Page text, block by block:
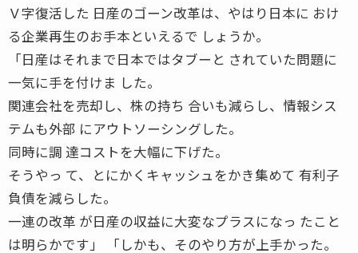
Ｖ字復活した 日産のゴーン改革は、やはり日本に おけ
る企業再生のお手本といえるで しょうか。
「日産はそれまで日本ではタブーと されていた問題に
一気に手を付けま した。
関連会社を売却し、株の持ち 合いも減らし、情報シス
テムも外部 にアウトソーシングした。
同時に調 達コストを大幅に下げた。
そうやっ て、とにかくキャッシュをかき集めて 有利子
負債を減らした。
一連の改革 が日産の収益に大変なプラスになっ たこと
は明らかです」 「しかも、そのやり方が上手かった。